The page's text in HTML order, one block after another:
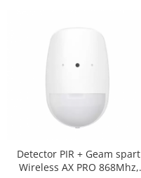
Detector PIR + Geam spart
Wireless AX PRO 868Mhz,